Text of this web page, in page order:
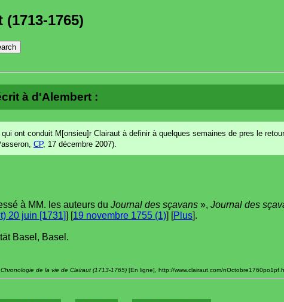
1765)
à d'Alembert :
ont conduit M[onsieu]r Clairaut à definir à quelques semaines de pres le
CP, 17 décembre 2007).
à MM. les auteurs du Journal des sçavans », Journal des
20 juin [1731]] [19 novembre 1755 (1)] [Plus].
Basel, Basel.
Chronologie de la vie de Clairaut (1713-1765) [En ligne], http://www.clairaut.com/